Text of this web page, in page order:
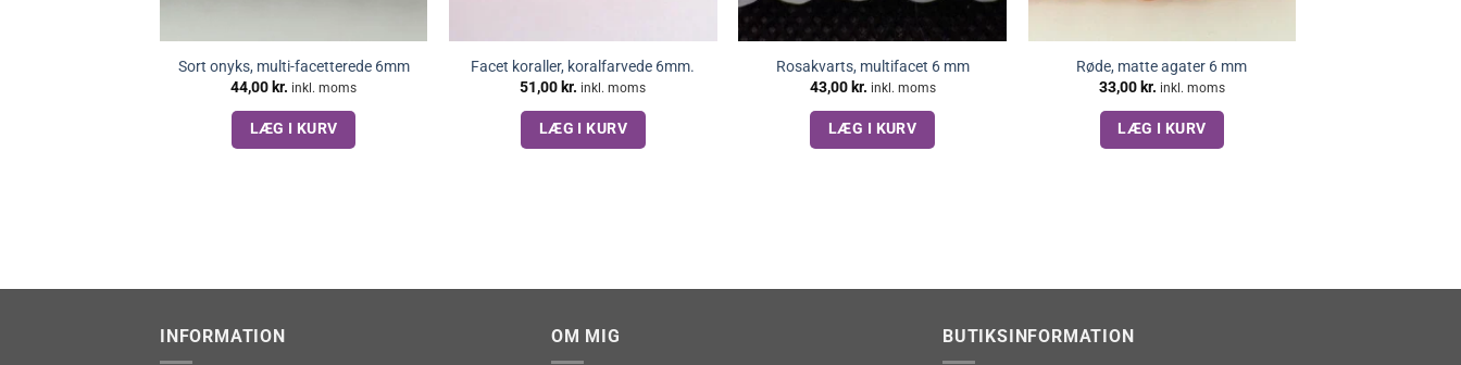
Sort onyks, multi-facetterede 6mm
44,00 kr. inkl. moms
LÆG I KURV
Facet koraller, koralfarvede 6mm.
51,00 kr. inkl. moms
LÆG I KURV
Rosakvarts, multifacet 6 mm
43,00 kr. inkl. moms
LÆG I KURV
Røde, matte agater 6 mm
33,00 kr. inkl. moms
LÆG I KURV
INFORMATION OM MIG BUTIKSINFORMATION